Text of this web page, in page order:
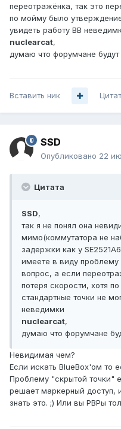
переотражёнка, так это
по мойму было
увидеть работу ВВ
nuclearcat,
думаю что форумчане
Вставить ник
SSD
Опубликовано 22
Цитата
SSD,
так я не понял она
мимо(коммутатора не
задержки как у
имеете в виду проблему
вопрос, а если
потеря скорости, хотя
стандартные точки не
неведимки
nuclearcat,
думаю что форумчане
Невидимая чем?
Если искать BlueBox'ом то
Проблему "скрытой точки"
решает маркерный доступ,
знать это. ;) Или вы РВРы